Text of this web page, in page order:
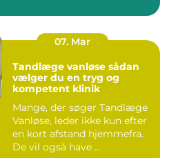
07. Mar
Tandlæge vanløse sådan
vælger du en tryg og
kompetent klinik
Mange, der søger Tandlæge
Vanløse, leder ikke kun efter
en kort afstand hjemmefra.
De vil også have ...